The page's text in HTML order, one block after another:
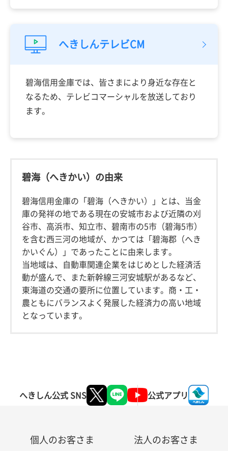
へきしんテレビCM
碧海信用金庫では、皆さまにより身近な存在と
なるため、テレビコマーシャルを放送しており
ます。
碧海（へきかい）の由来
碧海信用金庫の「碧海（へきかい）」とは、当金
庫の発祥の地である現在の安城市および近隣の刈
谷市、高浜市、知立市、碧南市の5市（碧海5市）
を含む西三河の地域が、かつては「碧海郡（へき
かいぐん）」であったことに由来します。
当地域は、自動車関連企業をはじめとした経済活
動が盛んで、また新幹線三河安城駅があるなど、
東海道の交通の要所に位置しています。商・工・
農ともにバランスよく発展した経済力の高い地域
となっています。
へきしん公式 SNS 公式アプリ
個人のお客さま
法人のお客さま